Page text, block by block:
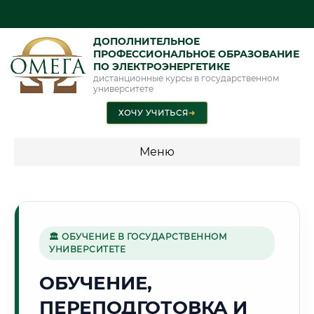
ДОПОЛНИТЕЛЬНОЕ
ПРОФЕССИОНАЛЬНОЕ ОБРАЗОВАНИЕ
ПО ЭЛЕКТРОЭНЕРГЕТИКЕ
дистанционные курсы в государственном
университете
ХОЧУ УЧИТЬСЯ➜
Меню
🧵
Г. ИВАНОВО
🏛 ОБУЧЕНИЕ В ГОСУДАРСТВЕННОМ
УНИВЕРСИТЕТЕ
ОБУЧЕНИЕ,
ПЕРЕПОДГОТОВКА И